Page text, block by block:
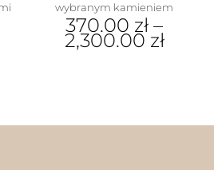
wybranym kamieniem
370.00 zł –
2,300.00 zł